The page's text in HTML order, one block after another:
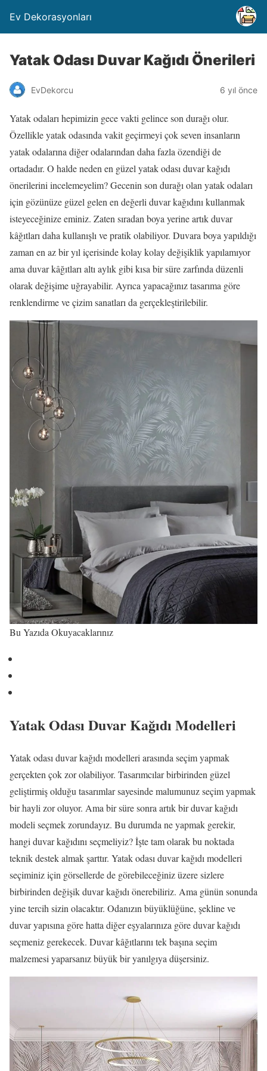
Ev Dekorasyonları
Yatak Odası Duvar Kağıdı Önerileri
EvDekorcu 6 yıl önce
Yatak odaları hepimizin gece vakti gelince son durağı olur.
Özellikle yatak odasında vakit geçirmeyi çok seven insanların
yatak odalarına diğer odalarından daha fazla özendiği de
ortadadır. O halde neden en güzel yatak odası duvar kağıdı
önerilerini incelemeyelim? Gecenin son durağı olan yatak odaları
için gözünüze güzel gelen en değerli duvar kağıdını kullanmak
isteyeceğinize eminiz. Zaten sıradan boya yerine artık duvar
kâğıtları daha kullanışlı ve pratik olabiliyor. Duvara boya yapıldığı
zaman en az bir yıl içerisinde kolay kolay değişiklik yapılamıyor
ama duvar kâğıtları altı aylık gibi kısa bir süre zarfında düzenli
olarak değişime uğrayabilir. Ayrıca yapacağınız tasarıma göre
renklendirme ve çizim sanatları da gerçekleştirilebilir.
Bu Yazıda Okuyacaklarınız
Yatak Odası Duvar Kağıdı Modelleri
Yatak odası duvar kağıdı modelleri arasında seçim yapmak
gerçekten çok zor olabiliyor. Tasarımcılar birbirinden güzel
geliştirmiş olduğu tasarımlar sayesinde malumunuz seçim yapmak
bir hayli zor oluyor. Ama bir süre sonra artık bir duvar kağıdı
modeli seçmek zorundayız. Bu durumda ne yapmak gerekir,
hangi duvar kağıdını seçmeliyiz? İşte tam olarak bu noktada
teknik destek almak şarttır. Yatak odası duvar kağıdı modelleri
seçiminiz için görsellerde de görebileceğiniz üzere sizlere
birbirinden değişik duvar kağıdı önerebiliriz. Ama günün sonunda
yine tercih sizin olacaktır. Odanızın büyüklüğüne, şekline ve
duvar yapısına göre hatta diğer eşyalarınıza göre duvar kağıdı
seçmeniz gerekecek. Duvar kâğıtlarını tek başına seçim
malzemesi yaparsanız büyük bir yanılgıya düşersiniz.